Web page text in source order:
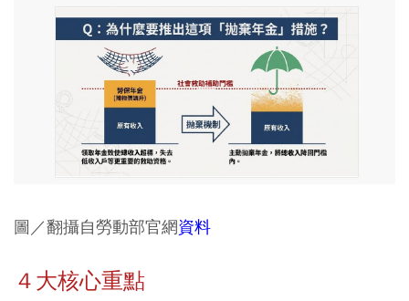
圖／翻攝自勞動部官網資料
４大核心重點